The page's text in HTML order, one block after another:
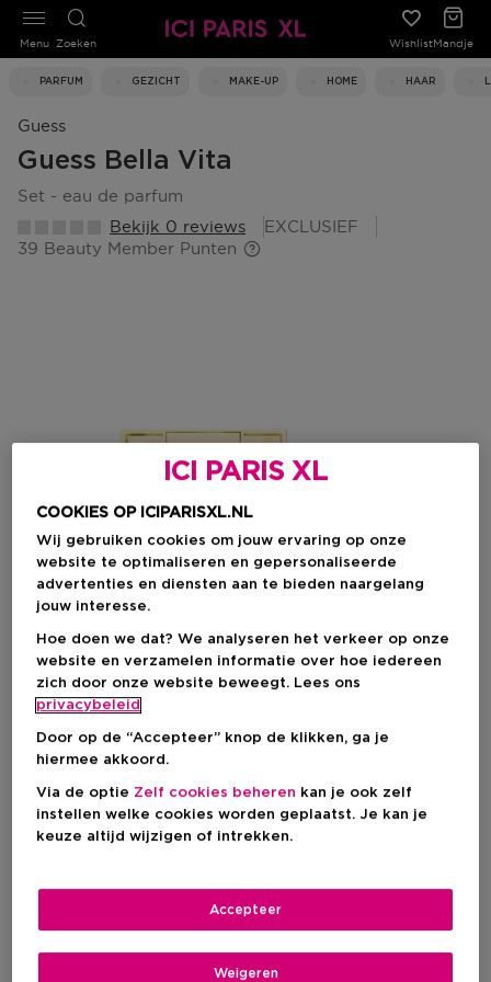
Zoeken WishlistMandje
PARFUM GEZICHT MAKE-UP HOME HAAR
Menu
Guess
Guess Bella Vita
set - eau de parfum
Bekijk 0 reviews
EXCLUSIEF
39 Beauty Member Punten
Kies je formaat
2 ST
2 ST
Kortingsprijs
€ 39,55
Productprijs
ICI PARIS XL
COOKIES OP ICIPARISXL.NL
Wij gebruiken cookies om jouw ervaring op onze
website te optimaliseren en gepersonaliseerde
advertenties en diensten aan te bieden naargelang
jouw interesse.
Hoe doen we dat? We analyseren het verkeer op onze
website en verzamelen informatie over hoe iedereen
zich door onze website beweegt. Lees ons
privacybeleid
Door op de “Accepteer” knop de klikken, ga je
hiermee akkoord.
Via de optie Zelf cookies beheren kan je ook zelf
instellen welke cookies worden geplaatst. Je kan je
keuze altijd wijzigen of intrekken.
Weigeren
Accepteer